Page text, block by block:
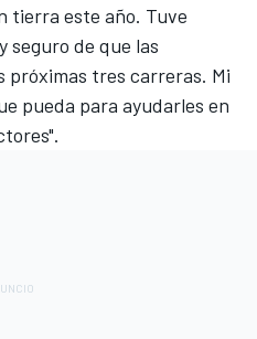
tierra este año. Tuve
seguro de que las
próximas tres carreras. Mi
pueda para ayudarles en